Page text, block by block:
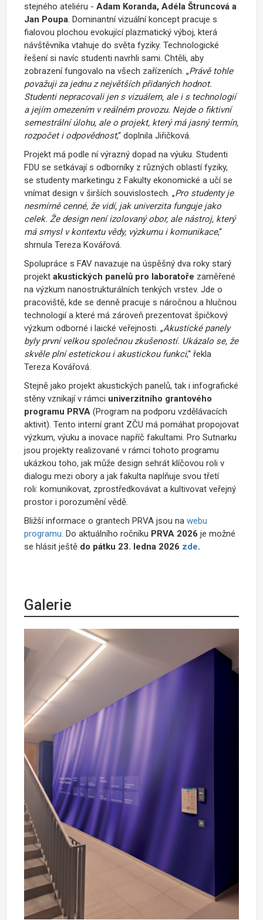
stejného ateliéru - Adam Koranda, Adéla Štruncová a
Jan Poupa. Dominantní vizuální koncept pracuje s
fialovou plochou evokující plazmatický výboj, která
návštěvníka vtahuje do světa fyziky. Technologické
řešení si navíc studenti navrhli sami. Chtěli, aby
zobrazení fungovalo na všech zařízeních. „Právě tohle
považuji za jednu z největších přidaných hodnot.
Studenti nepracovali jen s vizuálem, ale i s technologií
a jejím omezením v reálném provozu. Nejde o fiktivní
semestrální úlohu, ale o projekt, který má jasný termín,
rozpočet i odpovědnost,“ doplnila Jiřičková.
Projekt má podle ní výrazný dopad na výuku. Studenti
FDU se setkávají s odborníky z různých oblastí fyziky,
se studenty marketingu z Fakulty ekonomické a učí se
vnímat design v širších souvislostech. „Pro studenty je
nesmírně cenné, že vidí, jak univerzita funguje jako
celek. Že design není izolovaný obor, ale nástroj, který
má smysl v kontextu vědy, výzkumu i komunikace,“
shrnula Tereza Kovářová.
Spolupráce s FAV navazuje na úspěšný dva roky starý
projekt akustických panelů pro laboratoře zaměřené
na výzkum nanostrukturálních tenkých vrstev. Jde o
pracoviště, kde se denně pracuje s náročnou a hlučnou
technologií a které má zároveň prezentovat špičkový
výzkum odborné i laické veřejnosti. „Akustické panely
byly první velkou společnou zkušeností. Ukázalo se, že
skvěle plní estetickou i akustickou funkci,“ řekla
Tereza Kovářová.
Stejně jako projekt akustických panelů, tak i infografické
stěny vznikají v rámci univerzitního grantového
programu PRVA (Program na podporu vzdělávacích
aktivit). Tento interní grant ZČU má pomáhat propojovat
výzkum, výuku a inovace napříč fakultami. Pro Sutnarku
jsou projekty realizované v rámci tohoto programu
ukázkou toho, jak může design sehrát klíčovou roli v
dialogu mezi obory a jak fakulta naplňuje svou třetí
roli: komunikovat, zprostředkovávat a kultivovat veřejný
prostor i porozumění vědě.
Bližší informace o grantech PRVA jsou na webu
programu. Do aktuálního ročníku PRVA 2026 je možné
se hlásit ještě do pátku 23. ledna 2026 zde.
Galerie